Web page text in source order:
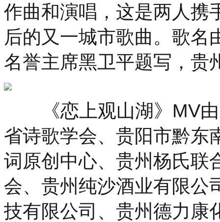
作曲和演唱，这是两人携
后的又一城市歌曲。歌名
名誉主席黑卫平题写，贵
《恋上观山湖》MV由
省诗歌学会、贵阳市黔东
词原创中心、贵州杨氏联
会、贵州纯沙酒业有限公
技有限公司、贵州德力康